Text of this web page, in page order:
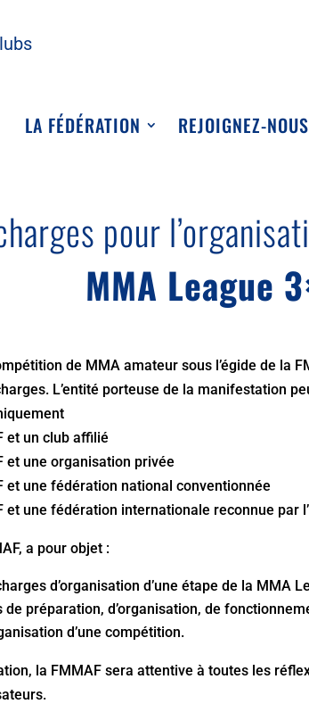
LA FÉDÉRATION REJOIGNEZ-NOUS
pour
MMA League
de MMA amateur sous l’égide de la
L’entité porteuse de la manifestation
et un club affilié
et une organisation privée
une fédération national conventionnée
une fédération internationale reconnue par
a pour objet :
d’organisation d’une étape de la MMA
de préparation, d’organisation, de
d’une compétition.
la FMMAF sera attentive à toutes les